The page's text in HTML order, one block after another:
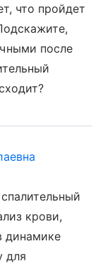
что пройдет
после
крови,
динамике
для